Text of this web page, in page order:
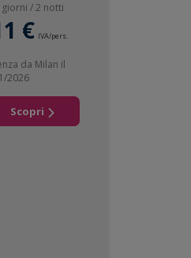
giorni / 2 notti
€ IVA/pers.
da Milan il
2026
Scopri